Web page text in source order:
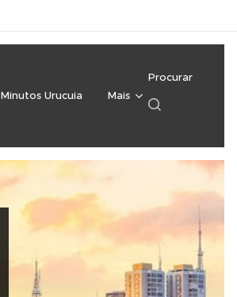
Minutos Urucuia Mais
Procurar